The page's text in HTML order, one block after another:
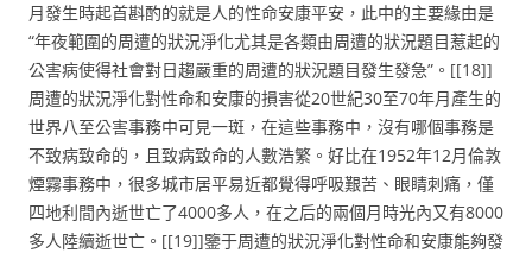
月發生時起首斟酌的就是人的性命安康平安，此中的主要緣由是
“年夜範圍的周遭的狀況淨化尤其是各類由周遭的狀況題目惹起的
公害病使得社會對日趨嚴重的周遭的狀況題目發生發急”。[[18]]
周遭的狀況淨化對性命和安康的損害從20世紀30至70年月產生的
世界八至公害事務中可見一斑，在這些事務中，沒有哪個事務是
不致病致命的，且致病致命的人數浩繁。好比在1952年12月倫敦
煙霧事務中，很多城市居平易近都覺得呼吸艱苦、眼睛刺痛，僅
四地利間內逝世亡了4000多人，在之后的兩個月時光內又有8000
多人陸續逝世亡。[[19]]鑒于周遭的狀況淨化對性命和安康能夠發